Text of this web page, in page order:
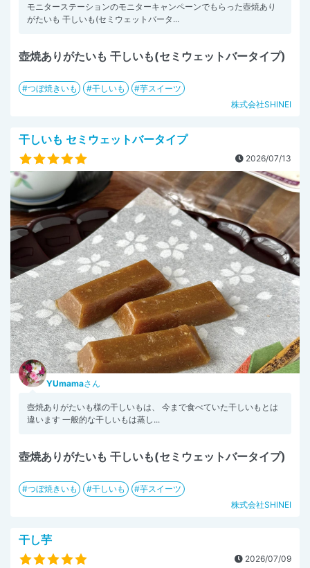
モニターステーションのモニターキャンペーンでもらった壺焼あり
がたいも 干しいも(セミウェットバータ...
壺焼ありがたいも 干しいも(セミウェットバータイプ)
つぼ焼きいも 干しいも
芋スイーツ
株式会社SHINEI
干しいも セミウェットバータイプ
2026/07/13
YUmamaさん
壺焼ありがたいも様の干しいもは、 今まで食べていた干しいもとは
違います 一般的な干しいもは蒸し...
壺焼ありがたいも 干しいも(セミウェットバータイプ)
つぼ焼きいも 干しいも
芋スイーツ
株式会社SHINEI
干し芋
2026/07/09